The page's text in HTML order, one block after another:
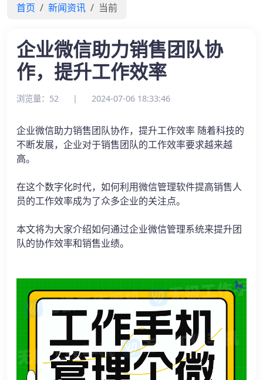
首页 新闻资讯 当前
企业微信助力销售团队协
作，提升工作效率
浏览量：52 | 2024-07-06 18:33:46
企业微信助力销售团队协作，提升工作效率 随着科技的
不断发展，企业对于销售团队的工作效率要求越来越
高。
在这个数字化时代，如何利用微信管理软件提高销售人
员的工作效率成为了众多企业的关注点。
本文将为大家介绍如何通过企业微信管理系统来提升团
队的协作效率和销售业绩。